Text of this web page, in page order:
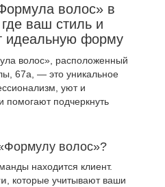
волос» в
ваш стиль и
идеальную форму
волос», расположенный
67а, — это уникальное
уют и
помогают подчеркнуть
волос»?
находится клиент.
, которые учитывают ваши